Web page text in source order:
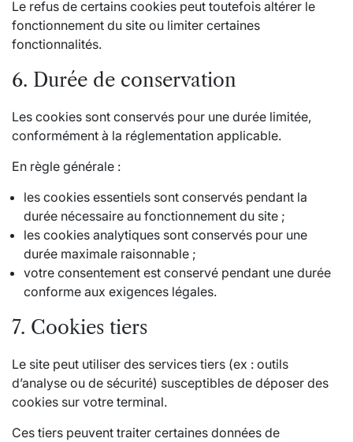
Le refus de certains cookies peut toutefois altérer le
fonctionnement du site ou limiter certaines
fonctionnalités.
6. Durée de conservation
Les cookies sont conservés pour une durée limitée,
conformément à la réglementation applicable.
En règle générale :
les cookies essentiels sont conservés pendant la
durée nécessaire au fonctionnement du site ;
les cookies analytiques sont conservés pour une
durée maximale raisonnable ;
votre consentement est conservé pendant une durée
conforme aux exigences légales.
7. Cookies tiers
Le site peut utiliser des services tiers (ex : outils
d’analyse ou de sécurité) susceptibles de déposer des
cookies sur votre terminal.
Ces tiers peuvent traiter certaines données de